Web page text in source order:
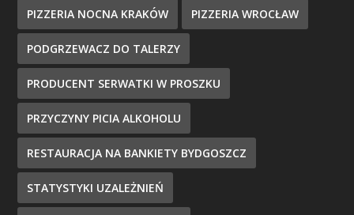
PIZZERIA NOCNA KRAKÓW PIZZERIA WROCŁAW
PODGRZEWACZ DO TALERZY
PRODUCENT SERWATKI W PROSZKU
PRZYCZYNY PICIA ALKOHOLU
RESTAURACJA NA BANKIETY BYDGOSZCZ
STATYSTYKI UZALEŻNIEŃ